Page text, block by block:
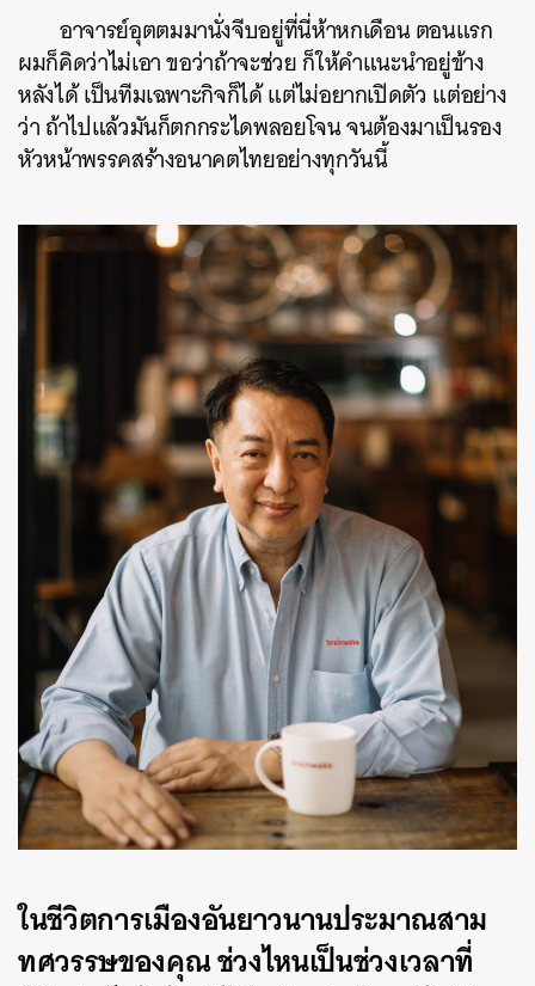
อาจารย์อุตตมมานั่งจีบอยู่ที่นี่ห้าหกเดือน ตอนแรก
ผมก็คิดว่าไม่เอา ขอว่าถ้าจะช่วย ก็ให้คำแนะนำอยู่ข้าง
หลังได้ เป็นทีมเฉพาะกิจก็ได้ แต่ไม่อยากเปิดตัว แต่อย่าง
ว่า ถ้าไปแล้วมันก็ตกกระไดพลอยโจน จนต้องมาเป็นรอง
หัวหน้าพรรคสร้างอนาคตไทยอย่างทุกวันนี้
ในชีวิตการเมืองอันยาวนานประมาณสาม
ทศวรรษของคุณ ช่วงไหนเป็นช่วงเวลาที่